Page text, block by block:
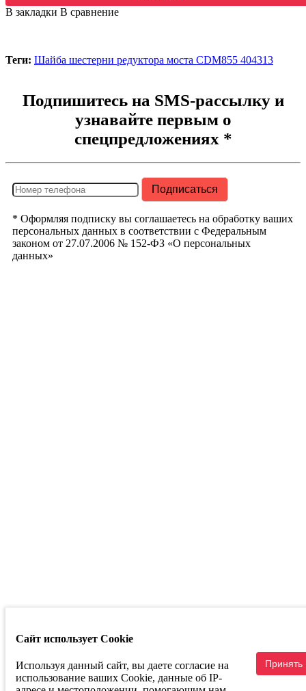
В закладки В сравнение
Теги: Шайба шестерни редуктора моста CDM855 404313
Подпишитесь на SMS-рассылку и
узнавайте первым о
спецпредложениях *
* Оформляя подписку вы соглашаетесь на обработку ваших
персональных данных в соответствии с Федеральным
законом от 27.07.2006 № 152-ФЗ «О персональных
данных»
Сайт использует Cookie
Используя данный сайт, вы даете согласие на
использование ваших Cookie, данные об IP-
Принять